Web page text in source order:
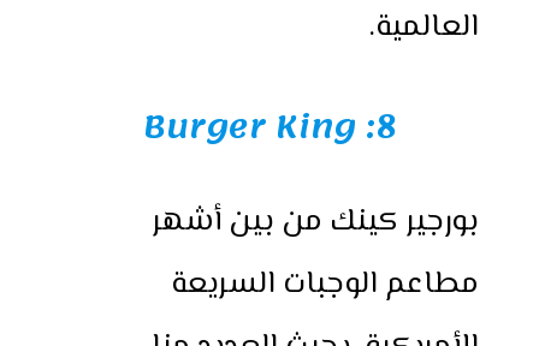
العالمية.
8: Burger King
بورجير كينك من بين أشهر
مطاعم الوجبات السريعة